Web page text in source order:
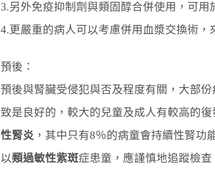
3.另外免疫抑制劑與類固醇合併使用，可用
4.更嚴重的病人可以考慮併用血漿交換術，
預後：
預後與腎臟受侵犯與否及程度有關，大部
致是良好的，較大的兒童及成人有較高的
性腎炎 ，其中只有8％的病童會持續性腎
以類過敏性紫斑症患童，應謹慎地追蹤檢